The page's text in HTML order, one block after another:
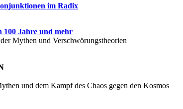
im Radix
Jahre und mehr
Mythen und Verschwörungstheorien
und dem Kampf des Chaos gegen den Kosmos